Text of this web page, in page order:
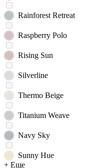
Rainforest Retreat
Raspberry Polo
Rising Sun
Silverline
Thermo Beige
Titanium Weave
Navy Sky
Sunny Hue
+ Еще